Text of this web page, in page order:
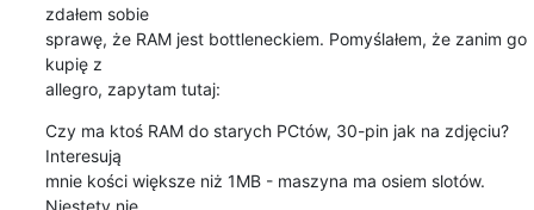
zdałem sobie
sprawę, że RAM jest bottleneckiem. Pomyślałem, że zanim go
kupię z
allegro, zapytam tutaj:
Czy ma ktoś RAM do starych PCtów, 30-pin jak na zdjęciu?
Interesują
mnie kości większe niż 1MB - maszyna ma osiem slotów.
Niestety nie